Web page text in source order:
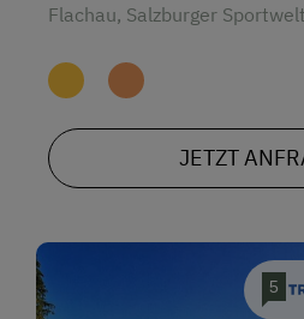
Flachau, Salzburger
JETZT
5